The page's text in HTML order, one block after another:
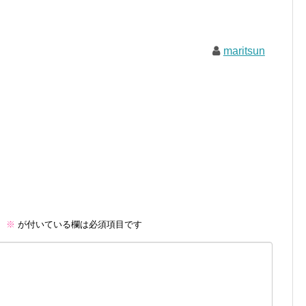
maritsun
※ が付いている欄は必須項目です